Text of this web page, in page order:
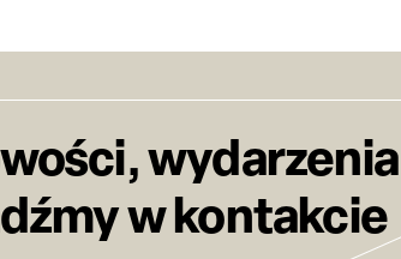
wydarzenia
w kontakcie